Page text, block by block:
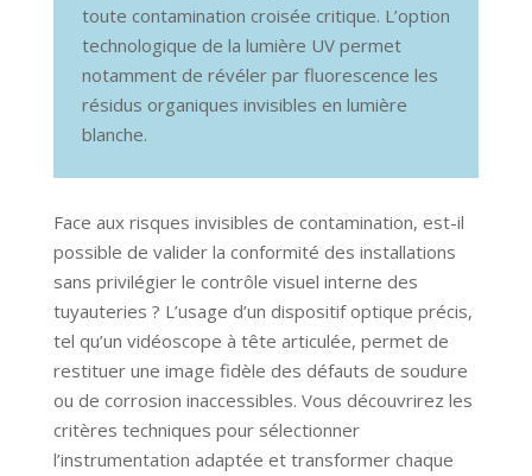
toute contamination croisée critique. L’option
technologique de la lumière UV permet
notamment de révéler par fluorescence les
résidus organiques invisibles en lumière
blanche.
Face aux risques invisibles de contamination, est-il
possible de valider la conformité des installations
sans privilégier le contrôle visuel interne des
tuyauteries ? L’usage d’un dispositif optique précis,
tel qu’un vidéoscope à tête articulée, permet de
restituer une image fidèle des défauts de soudure
ou de corrosion inaccessibles. Vous découvrirez les
critères techniques pour sélectionner
l’instrumentation adaptée et transformer chaque